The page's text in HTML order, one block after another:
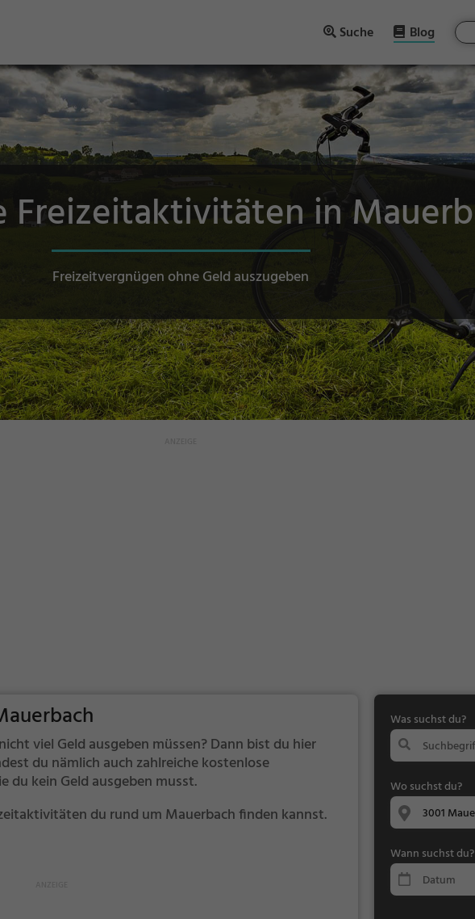
Suche Blog
Freizeitaktivitäten in
Freizeitvergnügen ohne Geld auszugeben
viel Geld ausgeben müssen? Dann bist du hier
du nämlich auch zahlreiche kostenlose
kein Geld ausgeben musst.
du rund um Mauerbach finden kannst.
Was suchst du?
Wo suchst du?
Wann suchst du?